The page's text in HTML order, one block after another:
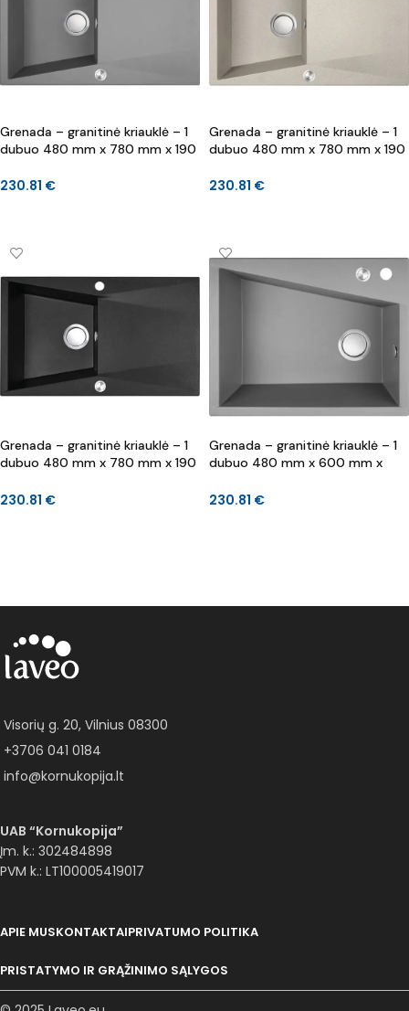
Grenada – granitinė kriauklė – 1
dubuo 480 mm x 780 mm x 190
230.81 €
Grenada – granitinė kriauklė – 1
dubuo 480 mm x 780 mm x 190
230.81 €
Grenada – granitinė kriauklė – 1
dubuo 480 mm x 780 mm x 190
230.81 €
Grenada – granitinė kriauklė – 1
dubuo 480 mm x 600 mm x
230.81 €
Visorių g. 20, Vilnius 08300
+3706 041 0184
info@kornukopija.lt
UAB “Kornukopija”
Įm. k.: 302484898
PVM k.: LT100005419017
APIE MUSKONTAKTAIPRIVATUMO POLITIKA
PRISTATYMO IR GRĄŽINIMO SĄLYGOS